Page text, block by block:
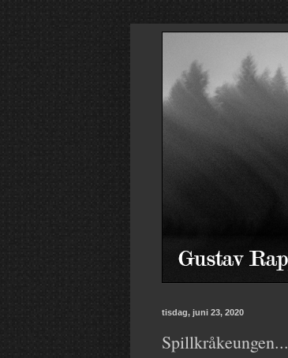
tisdag, juni 23, 2020
Spillkråkeungen...